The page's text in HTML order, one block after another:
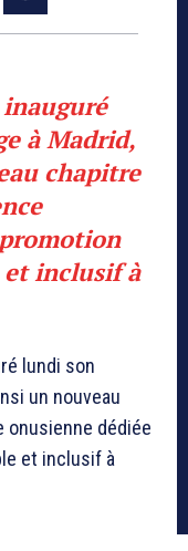
inauguré
à Madrid,
chapitre
et inclusif à
lundi son
un nouveau
onusienne dédiée
et inclusif à